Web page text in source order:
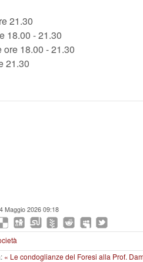
21.30
18.00 - 21.30
18.00 - 21.30
21.30
Maggio 2026 09:18
« Le condoglianze del Foresi alla Prof.